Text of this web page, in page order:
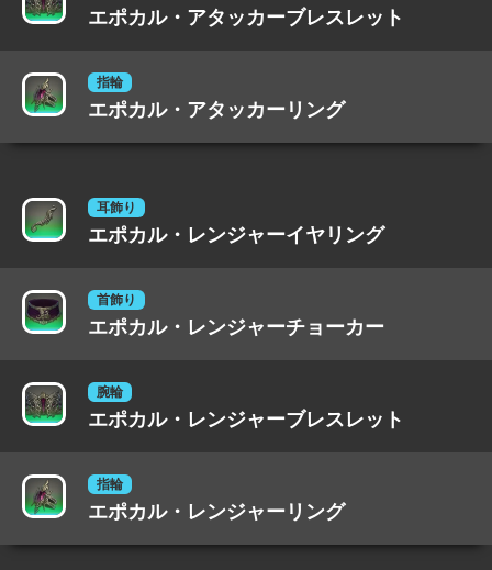
エポカル・アタッカーブレスレット
指輪
エポカル・アタッカーリング
耳飾り
エポカル・レンジャーイヤリング
首飾り
エポカル・レンジャーチョーカー
腕輪
エポカル・レンジャーブレスレット
指輪
エポカル・レンジャーリング